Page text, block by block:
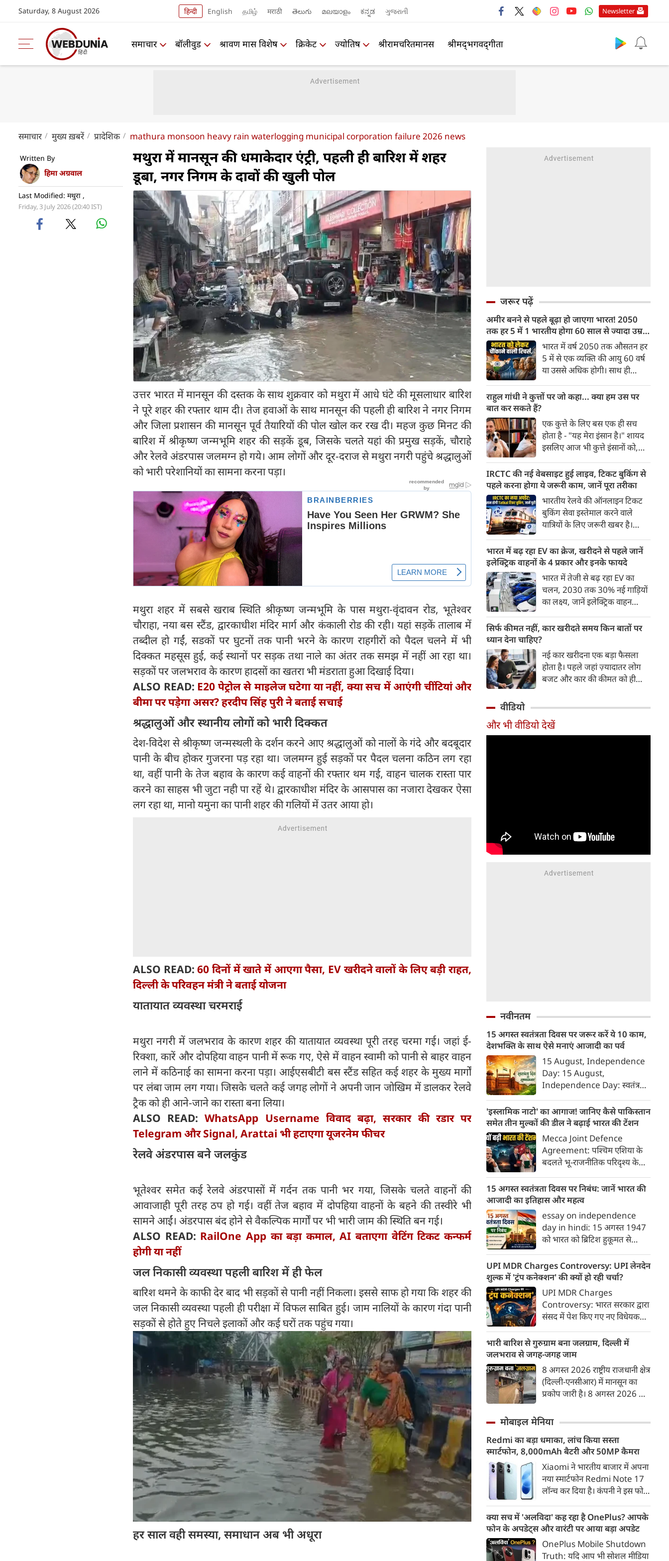
Saturday, 8 August 2026 हिन्दी English தமிழ் मराठी తెలుగు മലയാളം ಕನ್ನಡ ગુજરાતી Newsletter
समाचार बॉलीवुड श्रावण मास विशेष क्रिकेट ज्योतिष श्रीरामचरितमानस श्रीमद्‍भगवद्‍गीता
समाचार मुख्य ख़बरें प्रादेशिक mathura monsoon heavy rain waterlogging municipal corporation failure 2026 news
Written By
हिमा अग्रवाल
Last Modified: मथुरा ,
Friday, 3 July 2026 (20:40 IST)
मथुरा में मानसून की धमाकेदार एंट्री, पहली ही बारिश में शहर
डूबा, नगर निगम के दावों की खुली पोल
उत्तर भारत में मानसून की दस्तक के साथ शुक्रवार को मथुरा में आधे घंटे की मूसलाधार बारिश
ने पूरे शहर की रफ्तार थाम दी। तेज हवाओं के साथ मानसून की पहली ही बारिश ने नगर निगम
और जिला प्रशासन की मानसून पूर्व तैयारियों की पोल खोल कर रख दी। महज कुछ मिनट की
बारिश में श्रीकृष्ण जन्मभूमि शहर की सड़कें डूब, जिसके चलते यहां की प्रमुख सड़कें, चौराहे
और रेलवे अंडरपास जलमग्न हो गये। आम लोगों और दूर-दराज से मथुरा नगरी पहुंचे श्रद्धालुओं
को भारी परेशानियों का सामना करना पड़ा।
मथुरा शहर में सबसे खराब स्थिति श्रीकृष्ण जन्मभूमि के पास मथुरा-वृंदावन रोड, भूतेश्वर
चौराहा, नया बस स्टैंड, द्वारकाधीश मंदिर मार्ग और कंकाली रोड की रही। यहां सड़कें तालाब में
तब्दील हो गईं, सडकों पर घुटनों तक पानी भरने के कारण राहगीरों को पैदल चलने में भी
दिक्कत महसूस हुई, कई स्थानों पर सड़क तथा नाले का अंतर तक समझ में नहीं आ रहा था।
सड़कों पर जलभराव के कारण हादसों का खतरा भी मंडराता हुआ दिखाई दिया।
ALSO READ: E20 पेट्रोल से माइलेज घटेगा या नहीं, क्या सच में आएंगी चींटियां और
बीमा पर पड़ेगा असर? हरदीप सिंह पुरी ने बताई सचाई
श्रद्धालुओं और स्थानीय लोगों को भारी दिक्कत
देश-विदेश से श्रीकृष्ण जन्मस्थली के दर्शन करने आए श्रद्धालुओं को नालों के गंदे और बदबूदार
पानी के बीच होकर गुजरना पड़ रहा था। जलमग्न हुई सड़कों पर पैदल चलना कठिन लग रहा
था, वहीं पानी के तेज बहाव के कारण कई वाहनों की रफ्तार थम गई, वाहन चालक रास्ता पार
करने का साहस भी जुटा नही पा रहें थे। द्वारकाधीश मंदिर के आसपास का नजारा देखकर ऐसा
लग रहा था, मानो यमुना का पानी शहर की गलियों में उतर आया हो।
ALSO READ:60 दिनों में खाते में आएगा पैसा, EV खरीदने वालों के लिए बड़ी राहत,
दिल्ली के परिवहन मंत्री ने बताई योजना
यातायात व्यवस्था चरमराई
मथुरा नगरी में जलभराव के कारण शहर की यातायात व्यवस्था पूरी तरह चरमा गई। जहां ई-
रिक्शा, कारें और दोपहिया वाहन पानी में रूक गए, ऐसे में वाहन स्वामी को पानी से बाहर वाहन
लाने में कठिनाई का सामना करना पड़ा। आईएसबीटी बस स्टैंड सहित कई शहर के मुख्य मार्गों
पर लंबा जाम लग गया। जिसके चलते कई जगह लोगों ने अपनी जान जोखिम में डालकर रेलवे
ट्रैक को ही आने-जाने का रास्ता बना लिया।
ALSO READ:WhatsApp Username विवाद बढ़ा, सरकार की रडार पर
Telegram और Signal, Arattai भी हटाएगा यूजरनेम फीचर
रेलवे अंडरपास बने जलकुंड
भूतेश्वर समेत कई रेलवे अंडरपासों में गर्दन तक पानी भर गया, जिसके चलते वाहनों की
आवाजाही पूरी तरह ठप हो गई। वहीं तेज बहाव में दोपहिया वाहनों के बहने की तस्वीरे भी
सामने आईं। अंडरपास बंद होने से वैकल्पिक मार्गों पर भी भारी जाम की स्थिति बन गई।
ALSO READ: RailOne App का बड़ा कमाल, AI बताएगा वेटिंग टिकट कन्फर्म
होगी या नहीं
जल निकासी व्यवस्था पहली बारिश में ही फेल
बारिश थमने के काफी देर बाद भी सड़कों से पानी नहीं निकला। इससे साफ हो गया कि शहर की
जल निकासी व्यवस्था पहली ही परीक्षा में विफल साबित हुई। जाम नालियों के कारण गंदा पानी
सड़कों से होते हुए निचले इलाकों और कई घरों तक पहुंच गया।
हर साल वही समस्या, समाधान अब भी अधूरा
जरूर पढ़ें
अमीर बनने से पहले बूढ़ा हो जाएगा भारत! 2050
तक हर 5 में 1 भारतीय होगा 60 साल से ज्यादा उम्र
का
भारत में वर्ष 2050 तक औसतन हर
5 में से एक व्यक्ति की आयु 60 वर्ष
या उससे अधिक होगी। साथ ही
भारत में रहेंगे। ‘ट्रांसफॉर्म रूरल
अनुसार भारत विकसित देशों के
विपरीत समृद्ध बनने से पहले ही वृद्ध
होती आबादी वाले देश की श्रेणी में
पहुंच रहा है।
राहुल गांधी ने कुत्तों पर जो कहा... क्या हम उस पर
बात कर सकते हैं?
एक कुत्ते के लिए बस एक ही सच
होता है - "यह मेरा इंसान है।" शायद
इसलिए आज भी कुत्ते इंसानों को,
भू-राजनीति से लेकर कृत्रिम
बुद्धिमत्ता, जलवायु परिवर्तन से लेकर
क्रिकेट तक हर विषय पर बहस कर
सकते हैं, तो उस जीव पर भी एक
गंभीर चर्चा बनती है जिसने किसी भी
सभ्यता से पहले इंसान का साथ चुना
था। दुर्भाग्य यह है कि आज कुत्तों के
बारे में हमारी राय पशु-चिकित्सकों,
व्यवहार वैज्ञानिकों या विशेषज्ञों से
कम... और व्हाट्सऐप यूनिवर्सिटी से
ज़्यादा बनती है।
IRCTC की नई वेबसाइट हुई लाइव, टिकट बुकिंग से
पहले करना होगा ये जरूरी काम, जानें पूरा तरीका
भारतीय रेलवे की ऑनलाइन टिकट
बुकिंग सेवा इस्तेमाल करने वाले
यात्रियों के लिए जरूरी खबर है।
वेबसाइट का बीटा वर्जन लॉन्च कर
दिया है। करीब 24 साल पुराने
इंटरफेस के बाद वेबसाइट को नए
डिजाइन और कई नए फीचर्स के साथ
अपडेट किया गया है।
भारत में बढ़ रहा EV का क्रेज, खरीदने से पहले जानें
इलेक्ट्रिक वाहनों के 4 प्रकार और इनके फायदे
भारत में तेजी से बढ़ रहा EV का
चलन, 2030 तक 30% नई गाड़ियों
का लक्ष्य, जानें इलेक्ट्रिक वाहन
200 अरब रुपए का मौका
सिर्फ कीमत नहीं, कार खरीदते समय किन बातों पर
ध्यान देना चाहिए?
नई कार खरीदना एक बड़ा फैसला
होता है। पहले जहां ज़्यादातर लोग
बजट और कार की कीमत को ही
खरीदते समय किन बातों पर ध्यान
देना चाहिए।
वीडियो
और भी वीडियो देखें
नवीनतम
15 अगस्त स्वतंत्रता दिवस पर जरूर करें ये 10 काम,
देशभक्ति के साथ ऐसे मनाएं आजादी का पर्व
15 August, Independence
Day: 15 August,
Independence Day: स्वतंत्रता
अवकाश नहीं, बल्कि उन शहीदों को
याद करने और उनके बलिदान का
सम्मान करने का दिन है, जिन्होंने हमें
यह आजादी दी। इस दिन को सार्थक
बनाने के लिए हमें कुछ खास कार्य
जरूर करने चाहिए, जिससे हमारे
अंदर राष्ट्रभक्ति की भावना और भी
गहरी हो सके।
'इस्लामिक नाटो' का आगाज! जानिए कैसे पाकिस्तान
समेत तीन मुल्कों की डील ने बढ़ाई भारत की टेंशन
Mecca Joint Defence
Agreement: पश्चिम एशिया के
बदलते भू-राजनीतिक परिदृश्य के
अरब ने एक ऐतिहासिक और
रणनीतिक 'मक्का संयुक्त रक्षा
समझौते' (Mecca Joint
Defence Agreement) पर
हस्ताक्षर किए हैं।
15 अगस्त स्वतंत्रता दिवस पर निबंध: जानें भारत की
आजादी का इतिहास और महत्व
essay on independence
day in hindi: 15 अगस्त 1947
को भारत को ब्रिटिश हुकूमत से
दिन जहाँ स्वतंत्रता का उल्लास लेकर
आया, वहीं देशवासियों को विभाजन
के गहरे जख्म और दर्द का भी सामना
करना पड़ा। इस दर्द के बावजूद,
भारतीयों ने अपने अतीत को भुलाकर
एक नए भारत के निर्माण का संकल्प
लिया और वैश्विक पटल पर देश की
एक मजबूत पहचान गढ़ी। आइए,
स्वतंत्रता दिवस (15 अगस्त) पर एक
प्रेरणादायक निबंध पढ़ते हैं।
UPI MDR Charges Controversy: UPI लेनदेन
शुल्क में 'ट्रंप कनेक्शन' की क्यों हो रही चर्चा?
UPI MDR Charges
Controversy: भारत सरकार द्वारा
संसद में पेश किए गए नए विधेयक—
2026—के जरिए बैंकों और भुगतान
प्रणाली प्रदाताओं को यूपीआई (UPI)
और रूपे (RuPay) डेबिट कार्ड
भुगतानों पर मर्चेंट डिस्काउंट रेट
(MDR) यानी लेनदेन शुल्क लगाने
की अनुमति देने के प्रावधानों ने देश में
भारी बारिश से गुरुग्राम बना जलग्राम, दिल्ली में
जलभराव से जगह-जगह जाम
8 अगस्त 2026 राष्ट्रीय राजधानी क्षेत्र
(दिल्ली-एनसीआर) में मानसून का
प्रकोप जारी है। 8 अगस्त 2026 को
दिल्ली और गुरुग्राम की रफ्तार पर
गुरुग्राम की सड़कें नदियों में तब्दील हो
गईं, जिससे शहर में 'जलग्राम' जैसे
हालात बन गए हैं।
मोबाइल मेनिया
Redmi का बड़ा धमाका, लांच किया सस्ता
स्मार्टफोन, 8,000mAh बैटरी और 50MP कैमरा
Xiaomi ने भारतीय बाजार में अपना
नया स्मार्टफोन Redmi Note 17
लॉन्च कर दिया है। कंपनी ने इस फोन
डिस्प्ले, 8,000mAh की बड़ी बैटरी
और Qualcomm Snapdragon
चिपसेट के साथ पेश किया है। फोन में
50MP का मेन कैमरा दिया गया है।
क्या सच में 'अलविदा' कह रहा है OnePlus? आपके
फोन के अपडेट्स और वारंटी पर आया बड़ा अपडेट
OnePlus Mobile Shutdown
Truth: यदि आप भी सोशल मीडिया